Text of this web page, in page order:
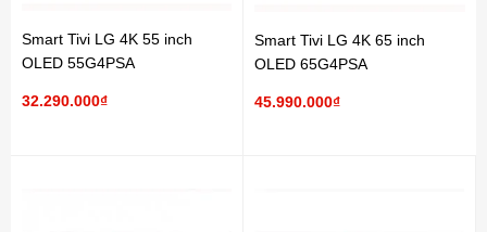
Smart Tivi LG 4K 55 inch
OLED 55G4PSA
32.290.000₫
Smart Tivi LG 4K 65 inch
OLED 65G4PSA
45.990.000₫